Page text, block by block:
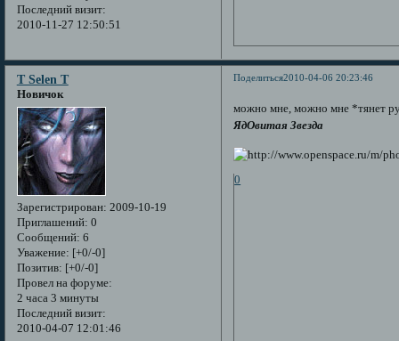
Последний визит:
2010-11-27 12:50:51
Поделиться2010-04-06 20:23:46
T Selen T
Новичок
Зарегистрирован: 2009-10-19
Приглашений: 0
Сообщений: 6
Уважение: [+0/-0]
Позитив: [+0/-0]
Провел на форуме:
2 часа 3 минуты
Последний визит:
2010-04-07 12:01:46
можно мне, можно мне *тянет
ЯдОвитая Звезда
0